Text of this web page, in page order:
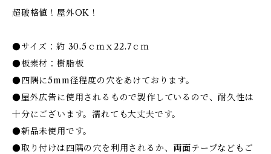
超破格値！屋外OK！
●サイズ：約 30.5ｃｍｘ22.7ｃｍ
●板素材：樹脂板
●四隅に5mm径程度の穴をあけております。
●屋外広告に使用されるもので製作しているので、耐久性は
十分にございます。濡れても大丈夫です。
●新品未使用です。
●取り付けは四隅の穴を利用されるか、両面テープなどもご